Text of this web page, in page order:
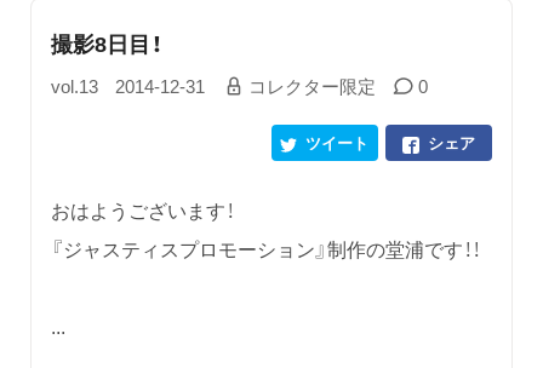
撮影8日目！
vol.13 2014-12-31 コレクター限定 0
シェア
ツイート
おはようございます！
『ジャスティスプロモーション』制作の堂浦です！！
...